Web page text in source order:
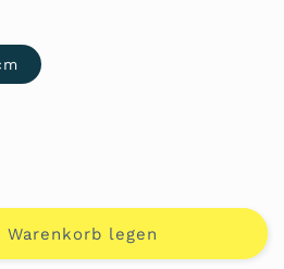
Warenkorb legen